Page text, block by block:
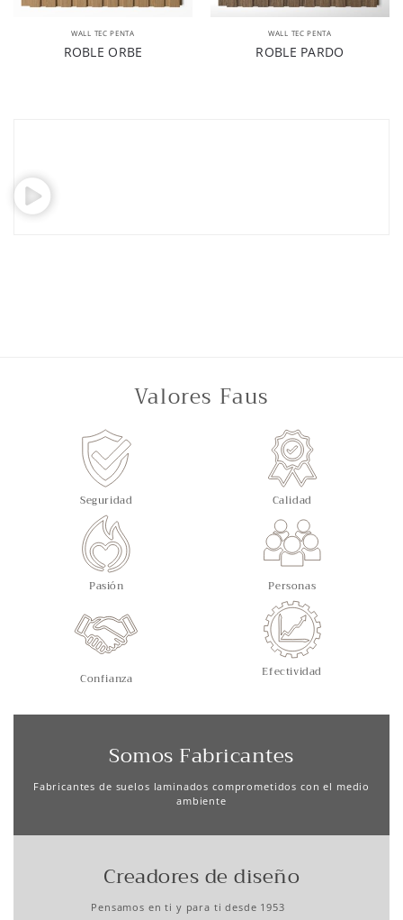
WALL TEC PENTA
ROBLE ORBE
WALL TEC PENTA
ROBLE PARDO
Valores Faus
Seguridad Calidad
Pasión Personas
Confianza Efectividad
Somos Fabricantes
Fabricantes de suelos laminados comprometidos con el medio
ambiente
Creadores de diseño
Pensamos en ti y para ti desde 1953